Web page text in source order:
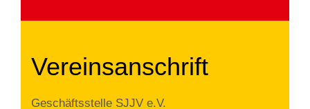
Vereinsanschrift
Geschäftsstelle SJJV e.V.